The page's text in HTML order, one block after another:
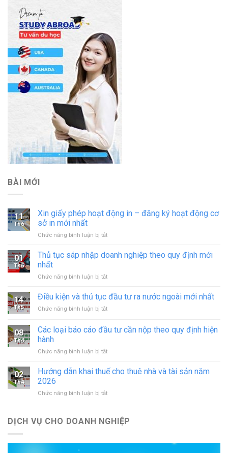
BÀI MỚI
11
Th6
Xin giấy phép hoạt động in – đăng ký hoạt động cơ
sở in mới nhất
Chức năng bình luận bị tắtở
giấy
động
–
ký
động
nhất
01
Th6
Thủ tục sáp nhập doanh nghiệp theo quy định mới
nhất
Chức năng bình luận bị tắtở
tục
nhập
nghiệp
định
nhất
14
Th5
Điều kiện và thủ tục đầu tư ra nước ngoài mới nhất
Chức năng bình luận bị tắtở
kiện
và
tục
tư
ngoài
08
Th4
Các loại báo cáo đầu tư cần nộp theo quy định hiện
hành
Chức năng bình luận bị tắtở
loại
đầu
nộp
02
Th4
Hướng dẫn khai thuế cho thuê nhà và tài sản năm
2026
Chức năng bình luận bị tắtở
khai
thuê
DỊCH VỤ CHO DOANH NGHIỆP